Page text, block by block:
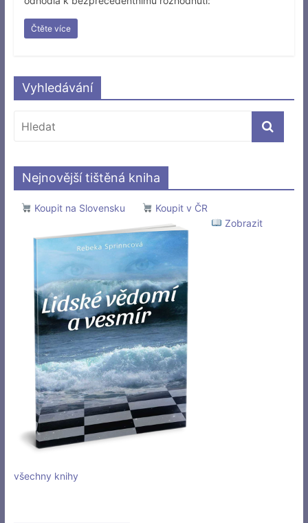
Čtěte více
Vyhledávání
Nejnovější tištěná kniha
Koupit na Slovensku
Koupit v ČR
Zobrazit
všechny knihy